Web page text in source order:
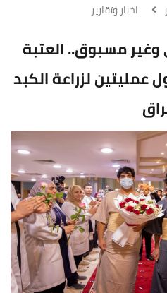
اخبار وتقارير
مسبوق.. العتبة
عمليتين لزراعة الكبد